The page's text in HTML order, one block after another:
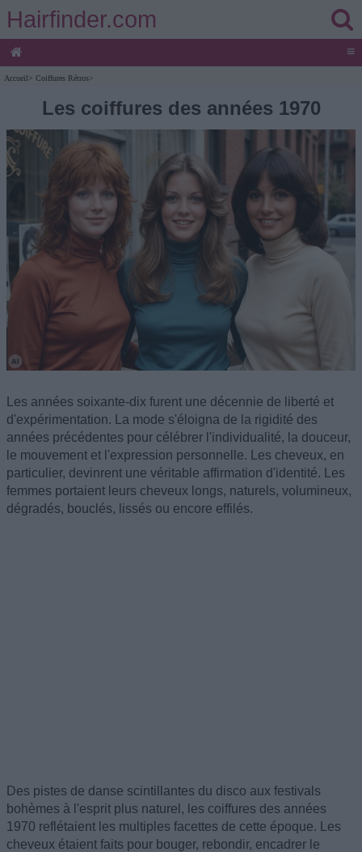
Hairfinder.com
≡
Accueil> Coiffures Rétros>
Les coiffures des années 1970
Les années soixante-dix furent une décennie de liberté et
d'expérimentation. La mode s'éloigna de la rigidité des
années précédentes pour célébrer l'individualité, la douceur,
le mouvement et l'expression personnelle. Les cheveux, en
particulier, devinrent une véritable affirmation d'identité. Les
femmes portaient leurs cheveux longs, naturels, volumineux,
dégradés, bouclés, lissés ou encore effilés.
Des pistes de danse scintillantes du disco aux festivals
bohèmes à l'esprit plus naturel, les coiffures des années
1970 reflétaient les multiples facettes de cette époque. Les
cheveux étaient faits pour bouger, rebondir, encadrer le